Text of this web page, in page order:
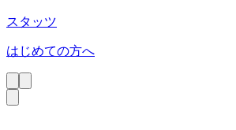
スタッツ
はじめての方へ